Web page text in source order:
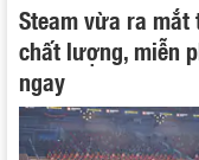
Steam vừa ra mắt
chất lượng, miễn
ngay